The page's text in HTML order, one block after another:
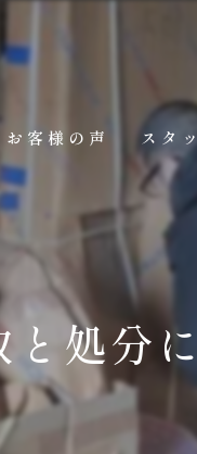
お客様の声 スタ
処分